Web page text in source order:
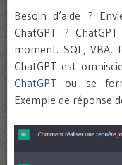
Besoin d’aide ?
ChatGPT ?
moment. SQL, VBA,
ChatGPT est
ChatGPT ou se
Exemple de réponse